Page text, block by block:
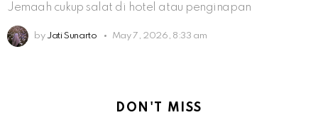
Jemaah cukup salat di hotel atau penginapan
by Jati Sunarto May 7, 2026, 8:33 am
DON'T MISS